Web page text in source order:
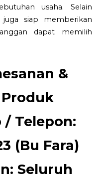
usaha. Selain
siap memberikan
dapat memilih
&
Telepon:
(Bu Fara)
Seluruh